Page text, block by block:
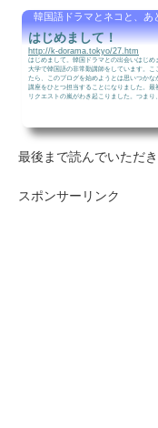
韓国語ドラマとネコと、あ
はじめまして！
http://k-dorama.tokyo/27.htm
はじめまして。韓国ドラマとの出会いはじめ
大学で韓国語の非常勤講師をしています。
たら、このブログを始めようとは思いつか
講座をひとつ担当することになりました。
リクエストの嵐がわき起こりました。つまり
最後まで読んでいただ
スポンサーリンク